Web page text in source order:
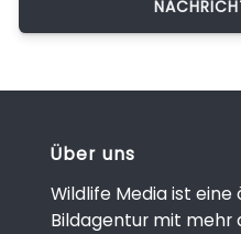
Über uns
Wildlife Media ist eine
Bildagentur mit mehr